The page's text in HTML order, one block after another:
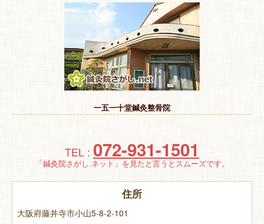
初めての方へ
よくある質問
ホームケア
特 集
お悩み解決！
一五一十堂鍼灸整骨院
TEL : 072-931-1501
「鍼灸院さがし.ネット」を見たと言うとスムーズです。
住所
大阪府藤井寺市小山5-8-2-101